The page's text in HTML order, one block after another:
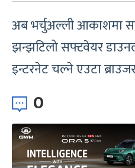
अब भर्चुअल्ली आकाशमा
झन्झटिलो सफ्टवेयर
इन्टरनेट चल्ने एउटा
0